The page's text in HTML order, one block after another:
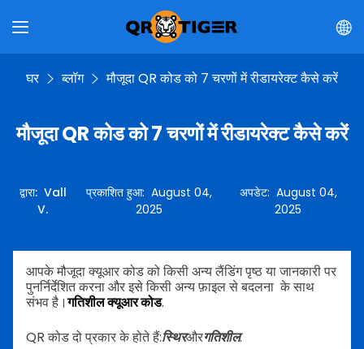
घर ब्लॉग मौजूदा QR कोड को 7 चरणों में रीडायरेक्ट कैसे करें
मौजूदा QR कोड को 7 चरणों में रीडायरेक्ट कैसे करें
द्वारा: Vall
V.
प्रकाशित हुआ:August 04,
2025
अपडेट: August 04,
2025
आपके मौजूदा क्यूआर कोड को किसी अन्य लैंडिंग पृष्ठ या जानकारी पर
पुनर्निर्देशित करना और इसे किसी अन्य फ़ाइल से बदलना के साथ
संभव है।गतिशील क्यूआर कोड.
QR कोड दो प्रकार के होते हैं:स्थिरऔरगतिशील.